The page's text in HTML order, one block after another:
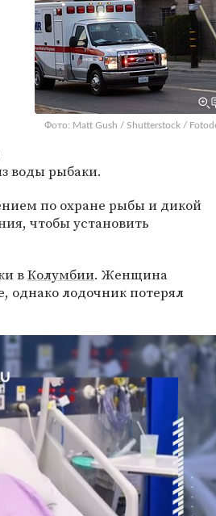
Фото: Matt Gush / Shutterstock /
воды рыбаки.
по охране рыбы и дикой
чтобы установить
вКолумбии. Женщина
однако лодочник потерял